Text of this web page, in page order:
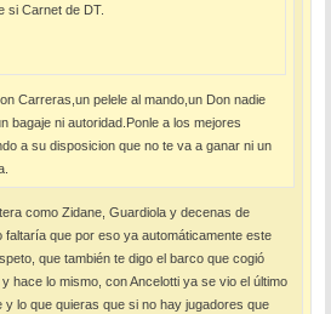
si Carnet de DT.
Carreras,un pelele al mando,un Don nadie
bagaje ni autoridad.Ponle a los mejores
a su disposicion que no te va a ganar ni un
como Zidane, Guardiola y decenas de
faltaría que por eso ya automáticamente este
que también te digo el barco que cogió
hace lo mismo, con Ancelotti ya se vio el último
y lo que quieras que si no hay jugadores que